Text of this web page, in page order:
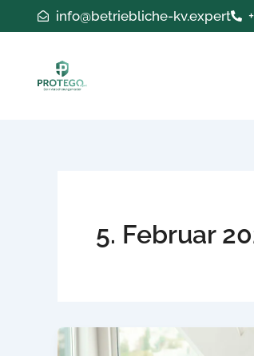
info@betriebliche-kv.expert
5. Februar